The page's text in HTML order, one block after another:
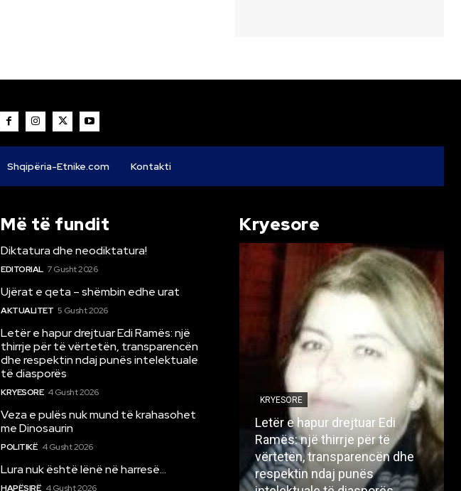
Shqipëria-Etnike.com Kontakti
Më të fundit
Diktatura dhe neodiktatura!
EDITORIAL 7 Gusht 2026
Ujërat e qeta – shëmbin edhe urat
AKTUALITET 5 Gusht 2026
Letër e hapur drejtuar Edi Ramës: një
thirrje për të vërtetën, transparencën
dhe respektin ndaj punës intelektuale
të diasporës
KRYESORE 4 Gusht 2026
Veza e pulës nuk mund të krahasohet
me Dinosaurin
POLITIKË 4 Gusht 2026
Lura nuk është lënë në harresë…
HAPËSIRË 4 Gusht 2026
Kryesore
KRYESORE
Letër e hapur drejtuar Edi
Ramës: një thirrje për të
vërtetën, transparencën dhe
respektin ndaj punës